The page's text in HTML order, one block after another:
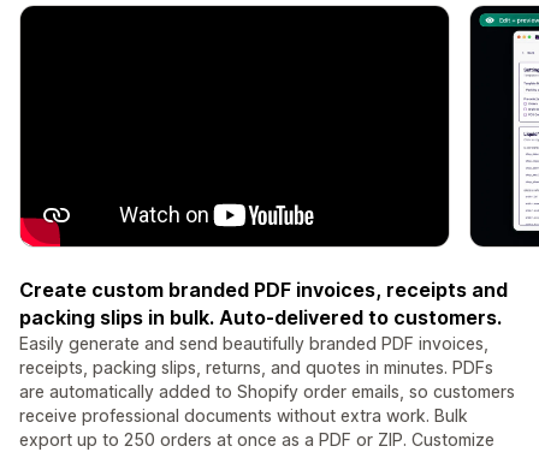
Create custom branded PDF invoices, receipts and
packing slips in bulk. Auto-delivered to customers.
Easily generate and send beautifully branded PDF invoices,
receipts, packing slips, returns, and quotes in minutes. PDFs
are automatically added to Shopify order emails, so customers
receive professional documents without extra work. Bulk
export up to 250 orders at once as a PDF or ZIP. Customize